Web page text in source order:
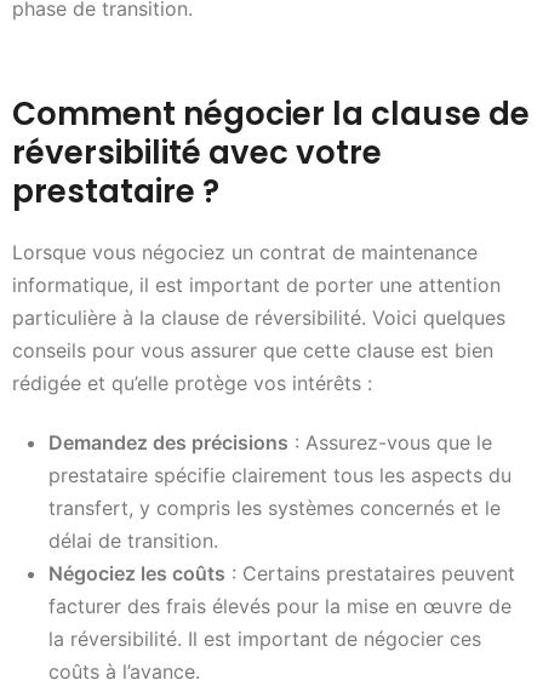
phase de transition.
Comment négocier la clause de
réversibilité avec votre
prestataire ?
Lorsque vous négociez un contrat de maintenance
informatique, il est important de porter une attention
particulière à la clause de réversibilité. Voici quelques
conseils pour vous assurer que cette clause est bien
rédigée et qu’elle protège vos intérêts :
Demandez des précisions : Assurez-vous que le
prestataire spécifie clairement tous les aspects du
transfert, y compris les systèmes concernés et le
délai de transition.
Négociez les coûts : Certains prestataires peuvent
facturer des frais élevés pour la mise en œuvre de
la réversibilité. Il est important de négocier ces
coûts à l’avance.